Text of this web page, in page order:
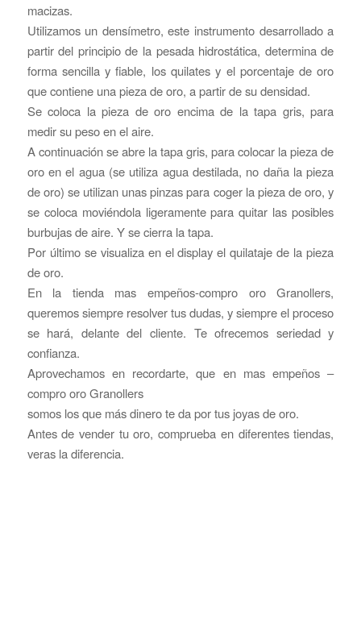
macizas.
Utilizamos un densímetro, este instrumento desarrollado a
partir del principio de la pesada hidrostática, determina de
forma sencilla y fiable, los quilates y el porcentaje de oro
que contiene una pieza de oro, a partir de su densidad.
Se coloca la pieza de oro encima de la tapa gris, para
medir su peso en el aire.
A continuación se abre la tapa gris, para colocar la pieza de
oro en el agua (se utiliza agua destilada, no daña la pieza
de oro) se utilizan unas pinzas para coger la pieza de oro, y
se coloca moviéndola ligeramente para quitar las posibles
burbujas de aire. Y se cierra la tapa.
Por último se visualiza en el display el quilataje de la pieza
de oro.
En la tienda mas empeños-compro oro Granollers,
queremos siempre resolver tus dudas, y siempre el proceso
se hará, delante del cliente. Te ofrecemos seriedad y
confianza.
Aprovechamos en recordarte, que en mas empeños –
compro oro Granollers
somos los que más dinero te da por tus joyas de oro.
Antes de vender tu oro, comprueba en diferentes tiendas,
veras la diferencia.